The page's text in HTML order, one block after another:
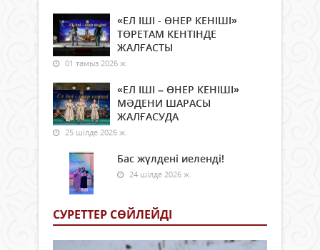
«ЕЛ ІШІ - ӨНЕР КЕНІШІ»
ТӨРЕТАМ КЕНТІНДЕ
ЖАЛҒАСТЫ
01 тамыз 2026 ж.
«ЕЛ ІШІ – ӨНЕР КЕНІШІ»
МӘДЕНИ ШАРАСЫ
ЖАЛҒАСУДА
25 шілде 2026 ж.
Бас жүлдені иеленді!
24 шілде 2026 ж.
СУРЕТТЕР СӨЙЛЕЙДI